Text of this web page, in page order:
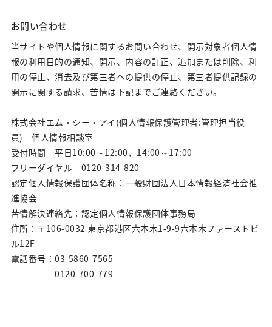
お問い合わせ
当サイトや個人情報に関するお問い合わせ、開示対象者個人情
報の利用目的の通知、開示、内容の訂正、追加または削除、利
用の停止、消去及び第三者への提供の停止、第三者提供記録の
開示に関する請求、苦情は下記までご連絡ください。
株式会社エム・シー・アイ(個人情報保護管理者:管理担当役
員) 個人情報相談室
受付時間 平日10:00～12:00、14:00～17:00
フリーダイヤル 0120-314-820
認定個人情報保護団体名称：一般財団法人日本情報経済社会推
進協会
苦情解決連絡先：認定個人情報保護団体事務局
住所：〒106-0032 東京都港区六本木1-9-9六本木ファーストビ
ル12F
電話番号：03-5860-7565
0120-700-779